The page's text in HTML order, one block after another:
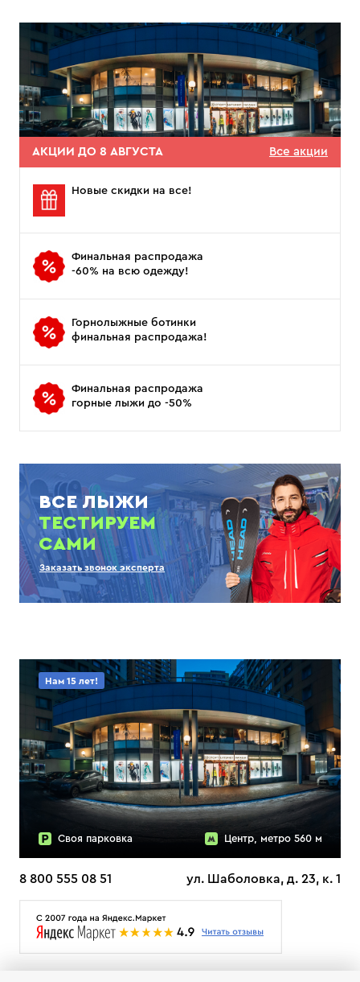
АКЦИИ ДО 8 АВГУСТА Все акции
Новые скидки на все!
Финальная распродажа
-60% на всю одежду!
Горнолыжные ботинки
финальная распродажа!
Финальная распродажа
горные лыжи до -50%
ВСЕ ЛЫЖИ
ТЕСТИРУЕМ
САМИ
Заказать звонок эксперта
Нам 15 лет!
Своя парковка Центр, метро 560 м
8 800 555 08 51 ул. Шаболовка, д. 23, к. 1